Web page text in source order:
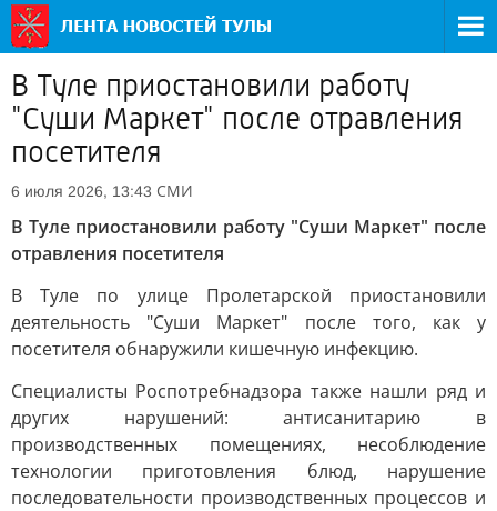
В Туле приостановили работу
"Суши Маркет" после отравления
посетителя
6 июля 2026, 13:43 СМИ
В Туле приостановили работу "Суши Маркет" после
отравления посетителя
В Туле по улице Пролетарской приостановили
деятельность "Суши Маркет" после того, как у
посетителя обнаружили кишечную инфекцию.
Специалисты Роспотребнадзора также нашли ряд и
других нарушений: антисанитарию в
производственных помещениях, несоблюдение
технологии приготовления блюд, нарушение
последовательности производственных процессов и